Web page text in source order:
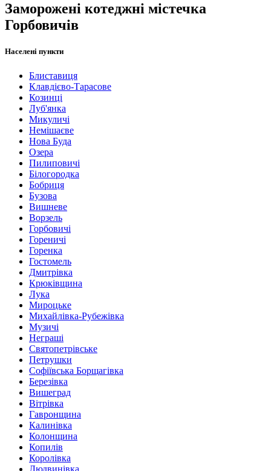
Заморожені котеджні містечка
Горбовичів
Населені пункти
Блиставиця
Клавдієво-Тарасове
Козинці
Луб'янка
Микуличі
Немішаєве
Нова Буда
Озера
Пилиповичі
Білогородка
Бобриця
Бузова
Вишневе
Ворзель
Горбовичі
Гореничі
Горенка
Гостомель
Дмитрівка
Крюківщина
Лука
Мироцьке
Михайлівка-Рубежівка
Музичі
Неграші
Святопетрівське
Петрушки
Софіївська Борщагівка
Березівка
Вишеград
Вітрівка
Гавронщина
Калинівка
Колонщина
Копилів
Королівка
Людвинівка